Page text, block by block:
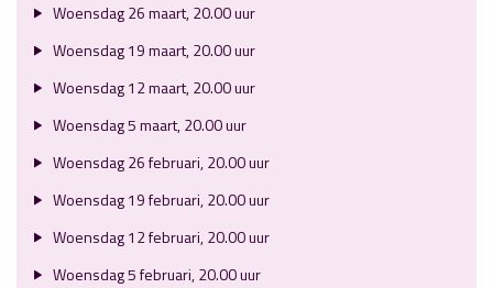
Woensdag 26 maart, 20.00 uur
Woensdag 19 maart, 20.00 uur
Woensdag 12 maart, 20.00 uur
Woensdag 5 maart, 20.00 uur
Woensdag 26 februari, 20.00 uur
Woensdag 19 februari, 20.00 uur
Woensdag 12 februari, 20.00 uur
Woensdag 5 februari, 20.00 uur